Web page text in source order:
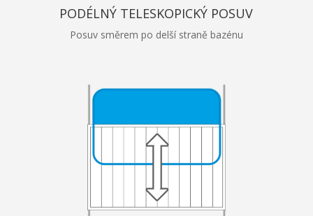
PODÉLNÝ TELESKOPICKÝ POSUV
Posuv směrem po delší straně bazénu